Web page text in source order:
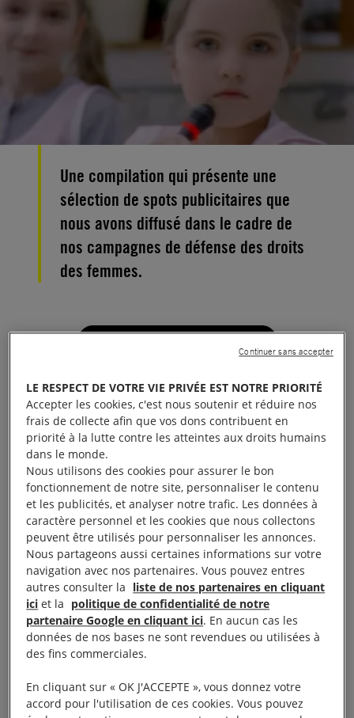
Une compilation qui présente une
sélection de spots publicitaires que
nous avons diffusé dans le cadre de
nos campagnes de défense des droits
des femmes.
Le visionnage de cette vidéo entraîne un
dépôt de cookies de la part de YouTube. Si
vous souhaitez lire la vidéo, vous devez
consentir aux cookies pour une publicité
ciblée en cliquant sur le bouton ci-dessous.
Accepter les cookies
Vidéo :Pubs #4 : Droits des femmes
LE RESPECT DE VOTRE VIE PRIVÉE EST NOTRE PRIORITÉ
Accepter les cookies, c'est nous soutenir et réduire nos
frais de collecte afin que vos dons contribuent en
priorité à la lutte contre les atteintes aux droits humains
dans le monde.
Nous utilisons des cookies pour assurer le bon
fonctionnement de notre site, personnaliser le contenu
et les publicités, et analyser notre trafic. Les données à
caractère personnel et les cookies que nous collectons
peuvent être utilisés pour personnaliser les annonces.
Nous partageons aussi certaines informations sur votre
navigation avec nos partenaires. Vous pouvez entres
autres consulter la liste de nos partenaires en cliquant
ici et la politique de confidentialité de notre
partenaire Google en cliquant ici. En aucun cas les
données de nos bases ne sont revendues ou utilisées à
des fins commerciales.
En cliquant sur « OK J'ACCEPTE », vous donnez votre
accord pour l'utilisation de ces cookies. Vous pouvez
Continuer sans accepter